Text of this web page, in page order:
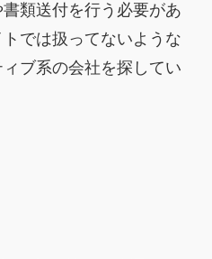
類送付を行う必要があ
では扱ってないような
ブ系の会社を探してい